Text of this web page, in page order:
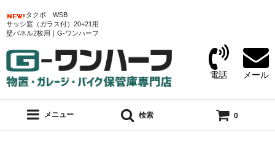
タクボ WSB
サッシ窓（ガラス付）20+21用
壁パネル2枚用｜G-ワンハーフ
電話 メール
メニュー 検索 0